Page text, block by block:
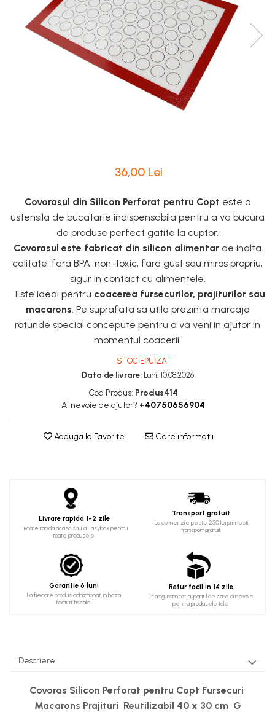
Intretinere Textile si Covoare
Accesorii Gradina
Markere Multisuprafete
36,00 Lei
Covorasul din Silicon Perforat pentru Copt este o
ustensila de bucatarie indispensabila pentru a va bucura
de produse perfect gatite la cuptor.
Covorasul este fabricat din silicon alimentar de inalta
calitate, fara BPA, non-toxic, fara gust sau miros propriu,
sigur in contact cu alimentele.
Este ideal pentru coacerea fursecurilor, prajiturilor sau
macarons. Pe suprafata sa utila prezinta marcaje
rotunde special concepute pentru a va veni in ajutor in
momentul coacerii.
STOC EPUIZAT
Data de livrare:Luni, 10.08.2026
Cod Produs: Produs414
Ai nevoie de ajutor? +40750656904
Adauga la Favorite Cere informatii
Livrare rapida 1-2 zile
Livrare rapida acasa sau la Easybox pentru
toate produsele.
Transport gratuit
La comenzile peste 250 lei primesti
transport gratuit.
Garantie 6 luni
La fiecare produs achizitionat, in baza
facturii fiscale.
Retur facil in 14 zile
Iti asiguram tot suportul de care ai nevoie
pentru produsele tale.
Descriere
Covoras Silicon Perforat pentru Copt Fursecuri
Macarons Prajituri Reutilizabil 40 x 30 cm G